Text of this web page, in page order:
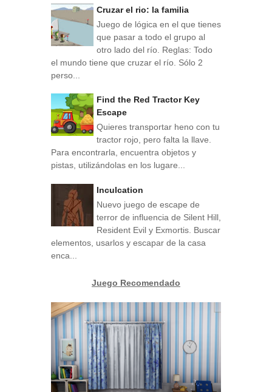
Cruzar el rio: la familia
Juego de lógica en el que tienes
que pasar a todo el grupo al
otro lado del río. Reglas: Todo
el mundo tiene que cruzar el río. Sólo 2
perso...
Find the Red Tractor Key
Escape
Quieres transportar heno con tu
tractor rojo, pero falta la llave.
Para encontrarla, encuentra objetos y
pistas, utilizándolas en los lugare...
Inculcation
Nuevo juego de escape de
terror de influencia de Silent Hill,
Resident Evil y Exmortis. Buscar
elementos, usarlos y escapar de la casa
enca...
Juego Recomendado